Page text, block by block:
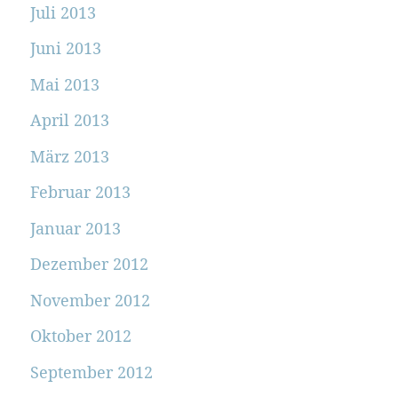
Juli 2013
Juni 2013
Mai 2013
April 2013
März 2013
Februar 2013
Januar 2013
Dezember 2012
November 2012
Oktober 2012
September 2012